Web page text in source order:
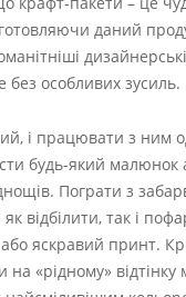
даний
особливих зусиль.
і працювати з ним
будь-який малюнок
Пограти з
відбілити, так і
яскравий принт.
«рідному» відтінку